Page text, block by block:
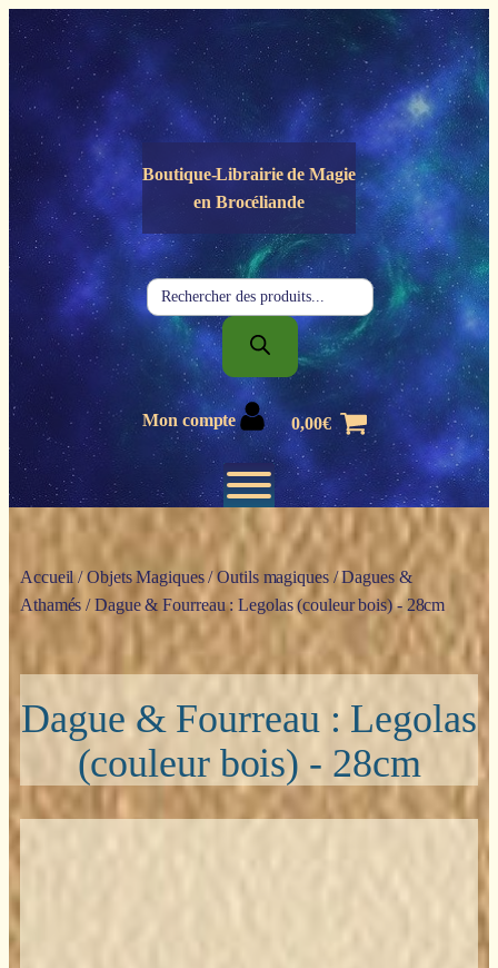
Panneau de gestion des cookies
Boutique-Librairie deMagie
en Brocéliande
Recherche
de
produits
Mon compte 0,00€
Accueil/Objets Magiques/Outils magiques/Dagues &
Athamés / Dague & Fourreau : Legolas (couleur bois) - 28cm
Dague & Fourreau : Legolas
(couleur bois) - 28cm